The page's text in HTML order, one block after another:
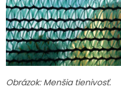
Obrázok: Menšia tienivosť.